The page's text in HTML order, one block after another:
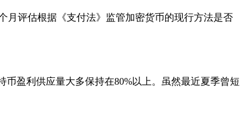
月评估根据《支付法》监管加密货币的现行方法是否
币盈利供应量大多保持在80%以上。虽然最近夏季曾短